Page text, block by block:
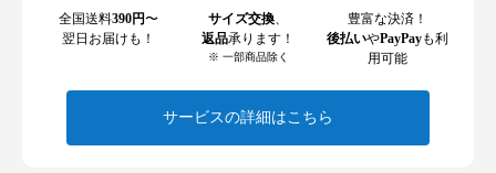
全国送料390円〜
翌日お届けも！
サイズ交換
返品承ります！
※ 一部商品除く
豊富な決済！
後払いやPayPayも利
用可能
サービスの詳細はこちら